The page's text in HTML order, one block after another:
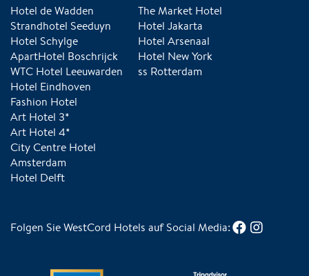
Hotel de Wadden
Strandhotel Seeduyn
Hotel Schylge
ApartHotel Boschrijck
WTC Hotel Leeuwarden
Hotel Eindhoven
Fashion Hotel
Art Hotel 3*
Art Hotel 4*
City Centre Hotel
Amsterdam
Hotel Delft
The Market Hotel
Hotel Jakarta
Hotel Arsenaal
Hotel New York
ss Rotterdam
Folgen Sie WestCord Hotels auf Social Media: